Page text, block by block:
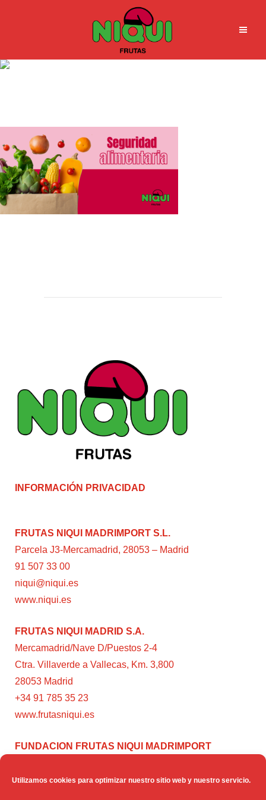
Utilizamos cookies para optimizar nuestro sitio web y nuestro servicio.
INFORMACIÓN PRIVACIDAD
FRUTAS NIQUI MADRIMPORT S.L.
Parcela J3-Mercamadrid, 28053 – Madrid
91 507 33 00
niqui@niqui.es
www.niqui.es
FRUTAS NIQUI MADRID S.A.
Mercamadrid/Nave D/Puestos 2-4
Ctra. Villaverde a Vallecas, Km. 3,800
28053 Madrid
+34 91 785 35 23
www.frutasniqui.es
FUNDACION FRUTAS NIQUI MADRIMPORT
28224 – Pozuelo de Alarcón (Madrid)